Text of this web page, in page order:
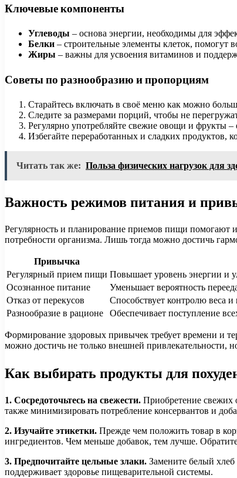
Ключевые компоненты
Углеводы – основа энергии, необходимы для
Белки – строительные элементы клеток,
Жиры – важны для усвоения витаминов и
Советы по разнообразию и пропорциям
Старайтесь включать в своё меню как можно
Следите за размерами порций, чтобы не
Регулярно употребляйте свежие овощи и фрукты
Избегайте переработанных и сладких продуктов,
Читать так же: Польза физических нагрузок для
Важность режимов питания и
Регулярность и планирование приемов пищи помогают
потребности организма. Лишь тогда можно достичь
Привычка
Регулярный прием пищи Повышает уровень энергии и
Осознанное питание
Уменьшает вероятность
Отказ от перекусов
Способствует контролю веса
Разнообразие в рационе
Обеспечивает поступление
Формирование здоровых привычек требует времени и
можно достичь не только внешней привлекательности,
Как выбирать продукты для
1. Сосредоточьтесь на свежести. Приобретение свежих
также минимизировать потребление консервантов и
2. Изучайте этикетки. Прежде чем положить товар в
ингредиентов. Чем меньше добавок, тем лучше.
3. Предпочитайте цельные злаки. Замените белый
поддерживает здоровье пищеварительной системы.